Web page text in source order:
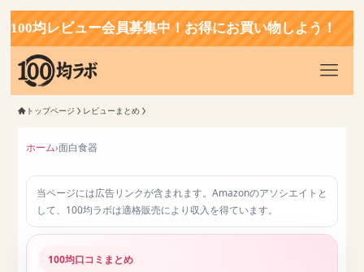
ー会員募集中！お得にお買い物しよう！
トップページ レビューまとめ
ホーム›面白食器
当ページには広告リンクが含まれます。Amazonのアソシエイトと
して、100均ラボは適格販売により収入を得ています。
100均口コミまとめ